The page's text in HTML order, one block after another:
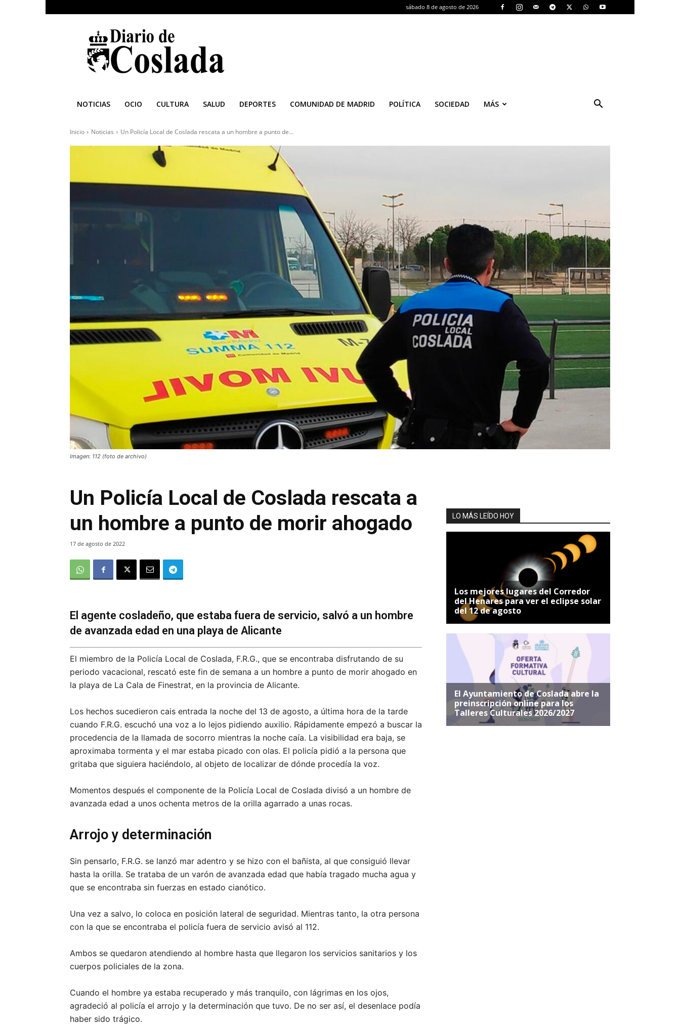
sábado 8 de agosto de 2026
Diario
de
Coslada
NOTICIAS OCIO CULTURA SALUD DEPORTES COMUNIDAD DE MADRID POLÍTICA SOCIEDAD MÁS
Inicio Noticias Un Policía Local de Coslada rescata a un hombre a punto de...
Imagen: 112 (foto de archivo)
Un Policía Local de Coslada rescata a
un hombre a punto de morir ahogado
17 de agosto de 2022
El agente cosladeño, que estaba fuera de servicio, salvó a un hombre
de avanzada edad en una playa de Alicante
El miembro de la Policía Local de Coslada, F.R.G., que se encontraba disfrutando de su
periodo vacacional, rescató este fin de semana a un hombre a punto de morir ahogado en
la playa de La Cala de Finestrat, en la provincia de Alicante.
Los hechos sucedieron cais entrada la noche del 13 de agosto, a última hora de la tarde
cuando F.R.G. escuchó una voz a lo lejos pidiendo auxilio. Rápidamente empezó a buscar la
procedencia de la llamada de socorro mientras la noche caía. La visibilidad era baja, se
aproximaba tormenta y el mar estaba picado con olas. El policía pidió a la persona que
gritaba que siguiera haciéndolo, al objeto de localizar de dónde procedía la voz.
Momentos después el componente de la Policía Local de Coslada divisó a un hombre de
avanzada edad a unos ochenta metros de la orilla agarrado a unas rocas.
Arrojo y determinación
Sin pensarlo, F.R.G. se lanzó mar adentro y se hizo con el bañista, al que consiguió llevar
hasta la orilla. Se trataba de un varón de avanzada edad que había tragado mucha agua y
que se encontraba sin fuerzas en estado cianótico.
Una vez a salvo, lo coloca en posición lateral de seguridad. Mientras tanto, la otra persona
con la que se encontraba el policía fuera de servicio avisó al 112.
Ambos se quedaron atendiendo al hombre hasta que llegaron los servicios sanitarios y los
cuerpos policiales de la zona.
Cuando el hombre ya estaba recuperado y más tranquilo, con lágrimas en los ojos,
agradeció al policía el arrojo y la determinación que tuvo. De no ser así, el desenlace podía
haber sido trágico.
LO MÁS LEÍDO HOY